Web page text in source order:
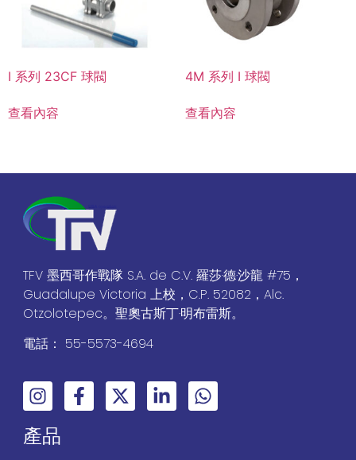
I 系列 23CF 球閥
查看內容
4M 系列 I 球閥
查看內容
TFV 墨西哥作戰隊 S.A. de C.V. 羅莎·德·沙龍 #75，
Guadalupe Victoria 上校，C.P. 52082，Alc.
Otzolotepec。聖奧古斯丁·明布雷斯。
電話： 55-5573-4694
產品